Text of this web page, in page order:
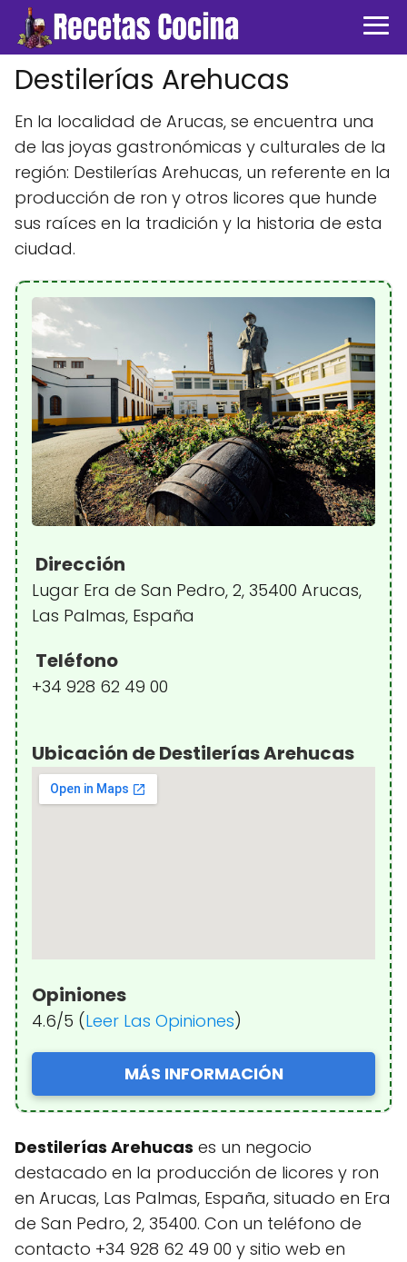
Destilerías Arehucas
En la localidad de Arucas, se encuentra una
de las joyas gastronómicas y culturales de la
región: Destilerías Arehucas, un referente en la
producción de ron y otros licores que hunde
sus raíces en la tradición y la historia de esta
ciudad.
Dirección
Lugar Era de San Pedro, 2, 35400 Arucas,
Las Palmas, España
Teléfono
+34 928 62 49 00
Ubicación de Destilerías Arehucas
Opiniones
4.6/5 (Leer Las Opiniones)
MÁS INFORMACIÓN
Destilerías Arehucas es un negocio
destacado en la producción de licores y ron
en Arucas, Las Palmas, España, situado en Era
de San Pedro, 2, 35400. Con un teléfono de
contacto +34 928 62 49 00 y sitio web en